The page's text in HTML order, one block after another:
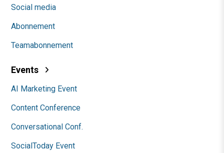
Social media
Abonnement
Teamabonnement
Events
AI Marketing Event
Content Conference
Conversational Conf.
SocialToday Event